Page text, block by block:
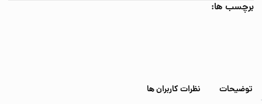
برچسب ها:
توضیحات نظرات کاربران ها